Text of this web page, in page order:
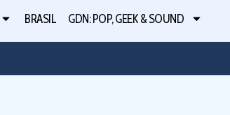
BRASIL GDN: POP, GEEK & SOUND
Modo